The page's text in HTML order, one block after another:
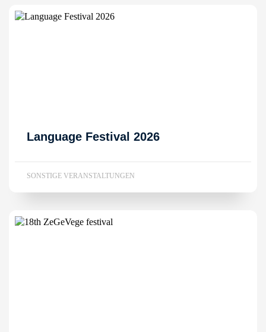
Language Festival 2026
SONSTIGE VERANSTALTUNGEN